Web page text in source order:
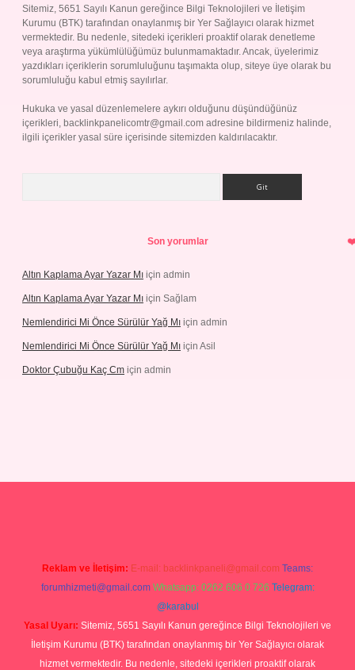
Sitemiz, 5651 Sayılı Kanun gereğince Bilgi Teknolojileri ve İletişim
Kurumu (BTK) tarafından onaylanmış bir Yer Sağlayıcı olarak hizmet
vermektedir. Bu nedenle, sitedeki içerikleri proaktif olarak denetleme
veya araştırma yükümlülüğümüz bulunmamaktadır. Ancak, üyelerimiz
yazdıkları içeriklerin sorumluluğunu taşımakta olup, siteye üye olarak bu
sorumluluğu kabul etmiş sayılırlar.
Hukuka ve yasal düzenlemelere aykırı olduğunu düşündüğünüz
içerikleri, backlinkpanelicomtr@gmail.com adresine bildirmeniz halinde,
ilgili içerikler yasal süre içerisinde sitemizden kaldırılacaktır.
Son yorumlar
Altın Kaplama Ayar Yazar Mı için admin
Altın Kaplama Ayar Yazar Mı için Sağlam
Nemlendirici Mi Önce Sürülür Yağ Mı için admin
Nemlendirici Mi Önce Sürülür Yağ Mı için Asil
Doktor Çubuğu Kaç Cm için admin
Reklam ve İletişim: E-mail: backlinkpaneli@gmail.com Teams:
forumhizmeti@gmail.com Whatsapp: 0262 606 0 726 Telegram:
@karabul
Yasal Uyarı: Sitemiz, 5651 Sayılı Kanun gereğince Bilgi Teknolojileri ve
İletişim Kurumu (BTK) tarafından onaylanmış bir Yer Sağlayıcı olarak
hizmet vermektedir. Bu nedenle, sitedeki içerikleri proaktif olarak